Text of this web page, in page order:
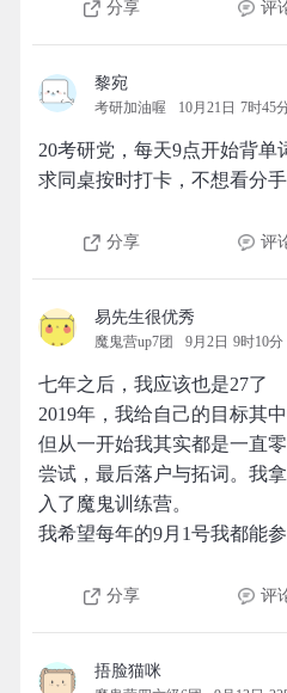
分享 评
黎宛
考研加油喔 10月21日 7时45
20考研党，每天9点开始背单
求同桌按时打卡，不想看分手
分享 评
易先生很优秀
魔鬼营up7团 9月2日 9时10分
七年之后，我应该也是27了
2019年，我给自己的目标其
但从一开始我其实都是一直
尝试，最后落户与拓词。我
入了魔鬼训练营。
我希望每年的9月1号我都能
分享 评
捂脸猫咪